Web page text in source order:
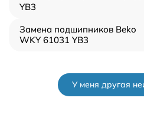
YB3
Замена подшипников Beko
WKY 61031 YB3
У меня другая